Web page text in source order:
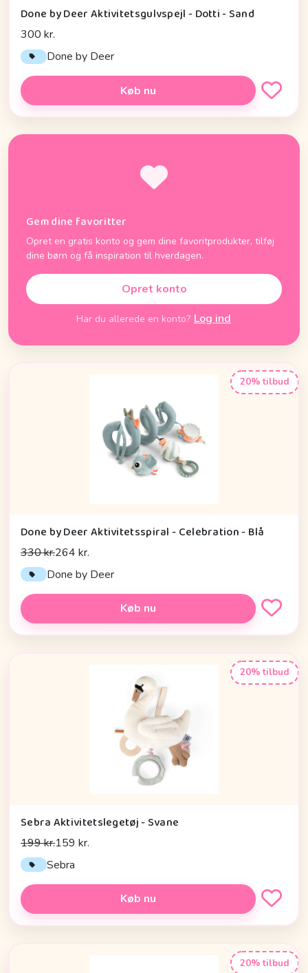
Done by Deer Aktivitetsgulvspejl - Dotti - Sand
300 kr.
Done by Deer
Køb nu
Gem dine favoritter
Opret en gratis konto og gem dine favoritprodukter, tilføj
dine børn og få inspiration til hverdagen.
Opret konto
Har du allerede en konto? Log ind
20% tilbud
Done by Deer Aktivitetsspiral - Celebration - Blå
330 kr.264 kr.
Done by Deer
Køb nu
20% tilbud
Sebra Aktivitetslegetøj - Svane
199 kr.159 kr.
Sebra
Køb nu
20% tilbud